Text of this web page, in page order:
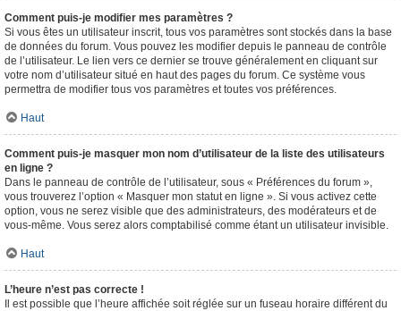
Comment puis-je modifier mes paramètres ?
Si vous êtes un utilisateur inscrit, tous vos paramètres sont stockés dans la base
de données du forum. Vous pouvez les modifier depuis le panneau de contrôle
de l’utilisateur. Le lien vers ce dernier se trouve généralement en cliquant sur
votre nom d’utilisateur situé en haut des pages du forum. Ce système vous
permettra de modifier tous vos paramètres et toutes vos préférences.
Haut
Comment puis-je masquer mon nom d’utilisateur de la liste des utilisateurs
en ligne ?
Dans le panneau de contrôle de l’utilisateur, sous « Préférences du forum »,
vous trouverez l’option « Masquer mon statut en ligne ». Si vous activez cette
option, vous ne serez visible que des administrateurs, des modérateurs et de
vous-même. Vous serez alors comptabilisé comme étant un utilisateur invisible.
Haut
L’heure n’est pas correcte !
Il est possible que l’heure affichée soit réglée sur un fuseau horaire différent du